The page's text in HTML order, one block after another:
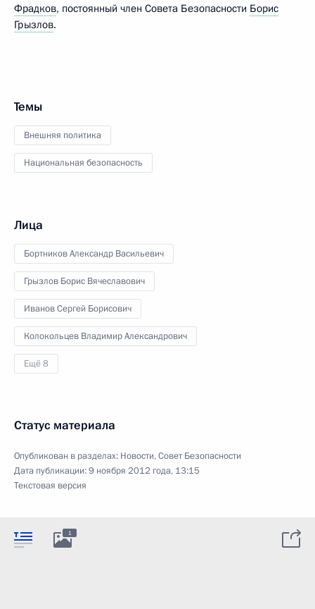
Фрадков, постоянный член Совета Безопасности Борис
Грызлов.
Темы
Внешняя политика
Национальная безопасность
Лица
Бортников Александр Васильевич
Грызлов Борис Вячеславович
Иванов Сергей Борисович
Колокольцев Владимир Александрович
Ещё 8
Статус материала
Опубликован в разделах: Новости,Совет Безопасности
Дата публикации:9 ноября 2012 года, 13:15
Текстовая версия
1